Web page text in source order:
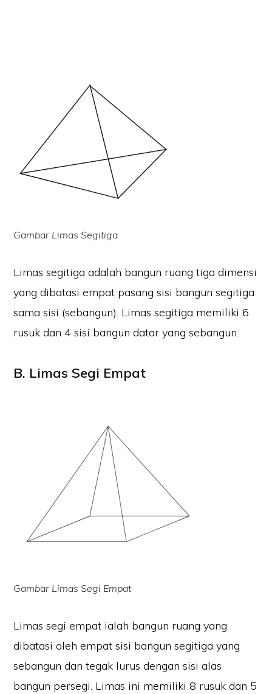
Gambar Limas Segitiga
Limas segitiga adalah bangun ruang tiga dimensi
yang dibatasi empat pasang sisi bangun segitiga
sama sisi (sebangun). Limas segitiga memiliki 6
rusuk dan 4 sisi bangun datar yang sebangun.
B. Limas Segi Empat
Gambar Limas Segi Empat
Limas segi empat ialah bangun ruang yang
dibatasi oleh empat sisi bangun segitiga yang
sebangun dan tegak lurus dengan sisi alas
bangun persegi. Limas ini memiliki 8 rusuk dan 5